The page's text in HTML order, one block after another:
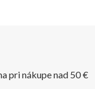
pri nákupe nad 50 €